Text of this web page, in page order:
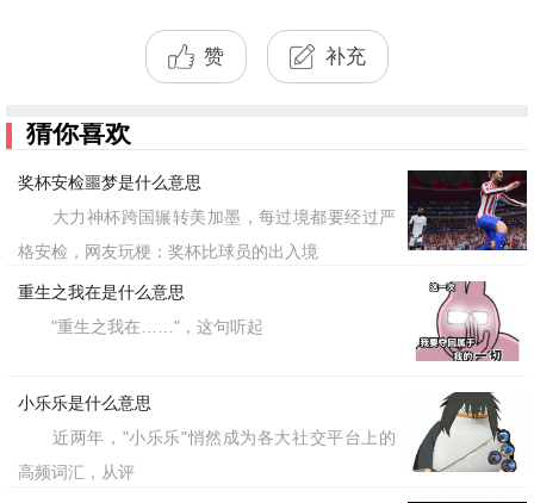
明的今天，直接说“我喜欢”似乎显得过于
直白甚至沉重，而用一张图或一个
来传递情绪则更加自由。一句“阿豁系草
莓味的”可以表达口味偏好，“阿豁系和你
聊天”胜过千言万语的客套，甚至可以选
择一条人生道路——“阿豁系旅游所以辞
了职”。可以说，只要有心动的时刻，就
有“阿豁系”存在的空间，这种无处不在的
适用性，正体现了情感态度的自由与真
实。对于单词乎的用户而言，这个概念可
与英语中的“I’m into it”和“it speaks to
赞 补充
猜你喜欢
奖杯安检噩梦是什么意思
大力神杯跨国辗转美加墨，每过境都要经过严
格安检，网友玩梗：奖杯比球员的出入境
重生之我在是什么意思
"重生之我在……"，这句听起
小乐乐是什么意思
近两年，"小乐乐"悄然成为各大社交平台上的
高频词汇，从评